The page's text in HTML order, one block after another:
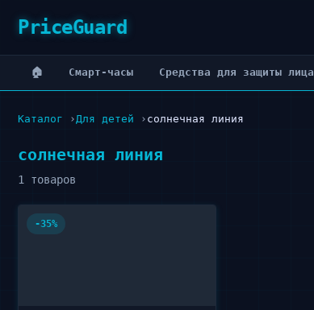
PriceGuard
🏠 Cмарт-часы Cредства для защиты лица
Каталог Для детей солнечная линия
солнечная линия
1 товаров
-35%